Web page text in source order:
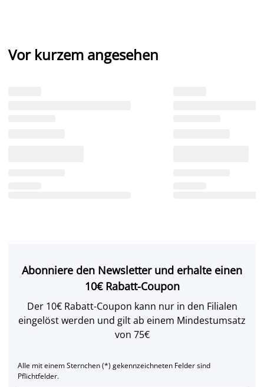
Vor kurzem angesehen
Abonniere den Newsletter und erhalte einen
10€ Rabatt-Coupon
Der 10€ Rabatt-Coupon kann nur in den Filialen
eingelöst werden und gilt ab einem Mindestumsatz
von 75€
Alle mit einem Sternchen (*) gekennzeichneten Felder sind
Pflichtfelder.